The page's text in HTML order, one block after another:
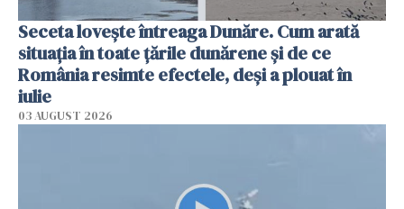
Seceta lovește întreaga Dunăre. Cum arată
situația în toate țările dunărene și de ce
România resimte efectele, deși a plouat în
iulie
03 AUGUST 2026